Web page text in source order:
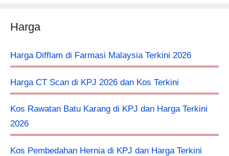
Harga
Harga Difflam di Farmasi Malaysia Terkini 2026
Harga CT Scan di KPJ 2026 dan Kos Terkini
Kos Rawatan Batu Karang di KPJ dan Harga Terkini
2026
Kos Pembedahan Hernia di KPJ dan Harga Terkini